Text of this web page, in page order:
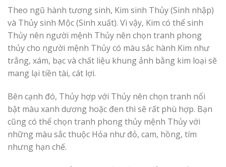
Theo ngũ hành tương sinh, Kim sinh Thủy (Sinh nhập)
và Thủy sinh Mộc (Sinh xuất). Vì vậy, Kim có thể sinh
Thủy nên người mệnh Thủy nên chọn tranh phong
thủy cho người mệnh Thủy có màu sắc hành Kim như
trắng, xám, bạc và chất liệu khung ảnh bằng kim loại sẽ
mang lại tiền tài, cát lợi.
Bên cạnh đó, Thủy hợp với Thủy nên chọn tranh nổi
bật màu xanh dương hoặc đen thì sẽ rất phù hợp. Bạn
cũng có thể chọn tranh phong thủy mệnh Thủy với
những màu sắc thuộc Hỏa như đỏ, cam, hồng, tím
nhưng hạn chế.